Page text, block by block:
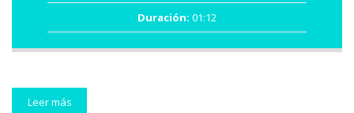
Duración: 01:12
Leer más